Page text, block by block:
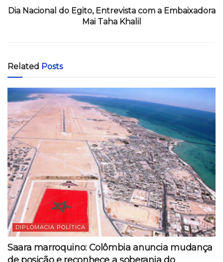
Dia Nacional do Egito, Entrevista com a Embaixadora
Mai Taha Khalil
Related Posts
DIPLOMACIA POLÍTICA
Saara marroquino: Colômbia anuncia mudança